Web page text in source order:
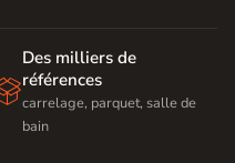
Des milliers de
références
carrelage, parquet, salle de
bain